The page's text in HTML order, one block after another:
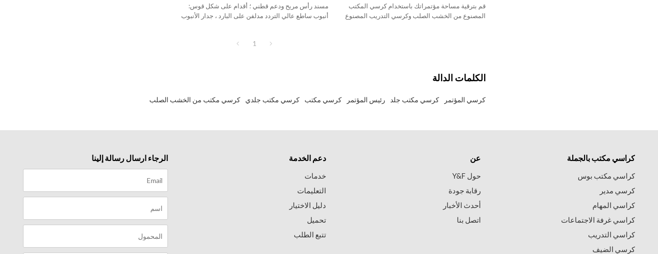
المؤتمرات
قم بترقية مساحة مؤتمراتك باستخدام كرسي المكتب
المصنوع من الخشب الصلب وكرسي التدريب المصنوع
مسند رأس مريح ودعم قطني ؛ أقدام على شكل قوس:
أنبوب ساطع عالي التردد مدلفن على البارد ، جدار الأنبوب
1
الكلمات الدالة
كرسي المؤتمر كرسي مكتب جلد رئيس المؤتمر كرسي مكتب كرسي مكتب جلدي كرسي مكتب من الخشب الصلب
كراسي مكتب بالجملة
كراسي مكتب بوس
كرسي مدير
كراسي المهام
كراسي غرفة الاجتماعات
كراسي التدريب
كرسي الضيف
عن
حول Y&F
رقابة جودة
أحدث الأخبار
اتصل بنا
دعم الخدمة
خدمات
التعليمات
دليل الاختيار
تحميل
تتبع الطلب
الرجاء ارسال رسالة إلينا